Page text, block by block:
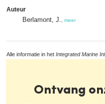
Auteur
Berlamont, J. meer
Alle informatie in het Integrated Marine
Ontvang